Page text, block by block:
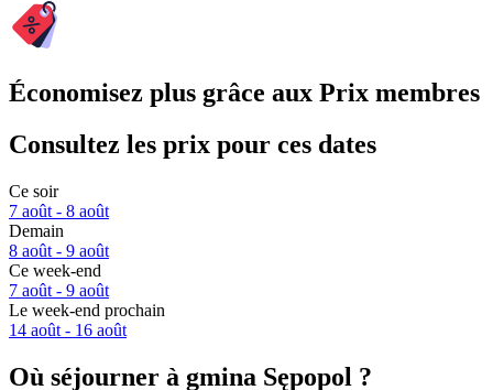
Économisez plus grâce aux Prix membres
Consultez les prix pour ces dates
Ce soir
7 août - 8 août
Demain
8 août - 9 août
Ce week-end
7 août - 9 août
Le week-end prochain
14 août - 16 août
Où séjourner à gmina Sępopol ?